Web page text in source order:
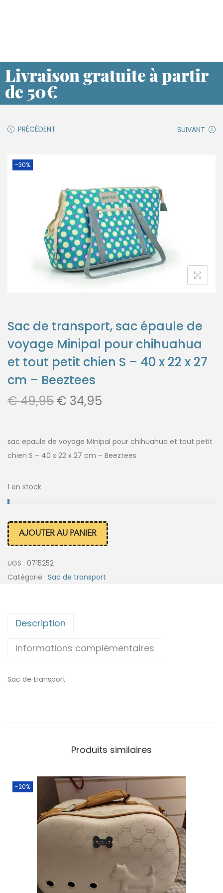
Livraison gratuite à partir
de 50€
PRÉCÉDENT SUIVANT
-30%
Sac de transport, sac épaule de
voyage Minipal pour chihuahua
et tout petit chien S – 40 x 22 x 27
cm – Beeztees
€49,95 € 34,95
sac epaule de voyage Minipal pour chihuahua et tout petit
chien S – 40 x 22 x 27 cm – Beeztees
1 en stock
AJOUTER AU PANIER
UGS : 0715252
Catégorie : Sac de transport
Description
Informations complémentaires
Sac de transport
Produits similaires
-20%